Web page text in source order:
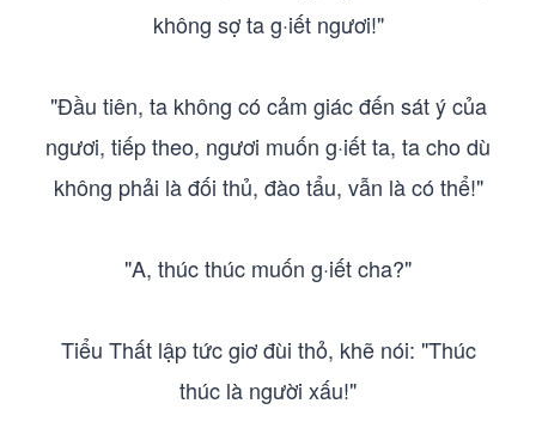
không sợ ta g·iết ngươi!"
"Đầu tiên, ta không có cảm giác đến sát ý của
ngươi, tiếp theo, ngươi muốn g·iết ta, ta cho dù
không phải là đối thủ, đào tẩu, vẫn là có thể!"
"A, thúc thúc muốn g·iết cha?"
Tiểu Thất lập tức giơ đùi thỏ, khẽ nói: "Thúc
thúc là người xấu!"